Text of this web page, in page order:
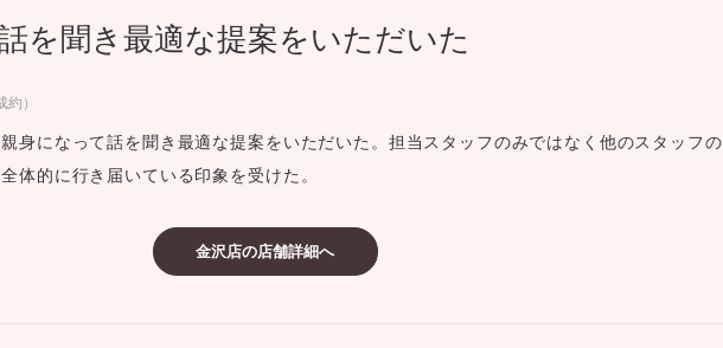
スダイヤモンド&バースストー
ーズサポート
を聞き最適な提案をいただいた
）
身になって話を聞き最適な提案をいただいた。担当スタッフのみではなく他のスタッフの
体的に行き届いている印象を受けた。
金沢店の店舗詳細へ